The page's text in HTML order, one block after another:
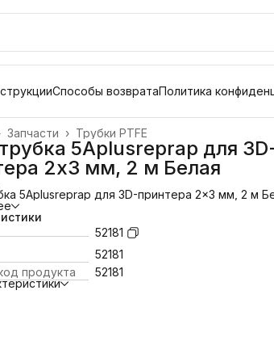
Способы возвратаПолитика
Трубки PTFE
Запчасти ›
5Aplusreprap для
2x3 мм, 2 м Белая
5Aplusreprap для 3D-принтера 2x3 мм, 2 м
52181
52181
продукта
52181